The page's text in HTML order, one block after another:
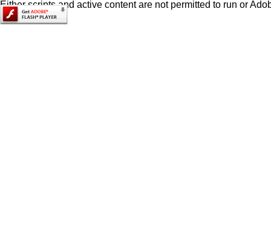
Either scripts and active content are not permitted to run or